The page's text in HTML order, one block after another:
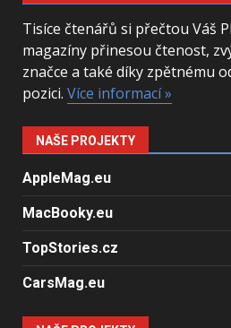
Tisíce čtenářů si přečtou Váš
magazíny přinesou čtenost,
značce a také díky zpětnému
pozici. Více informací »
NAŠE PROJEKTY
AppleMag.eu
MacBooky.eu
TopStories.cz
CarsMag.eu